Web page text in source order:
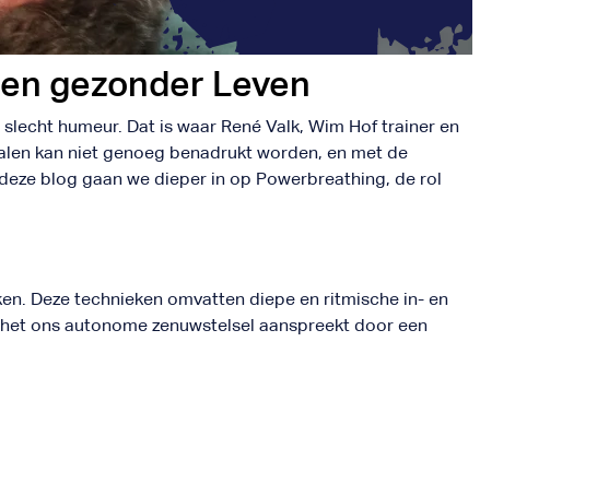
gezonder Leven
humeur. Dat is waar René Valk, Wim Hof trainer en
kan niet genoeg benadrukt worden, en met de
blog gaan we dieper in op Powerbreathing, de rol
Deze technieken omvatten diepe en ritmische in- en
ons autonome zenuwstelsel aanspreekt door een